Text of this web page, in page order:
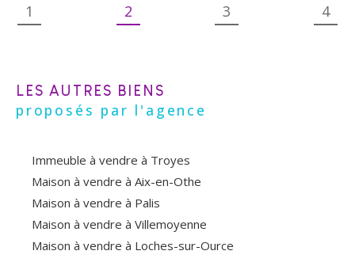
1 2 3 4
LES AUTRES BIENS
proposés par l'agence
Immeuble à vendre à Troyes
Maison à vendre à Aix-en-Othe
Maison à vendre à Palis
Maison à vendre à Villemoyenne
Maison à vendre à Loches-sur-Ource